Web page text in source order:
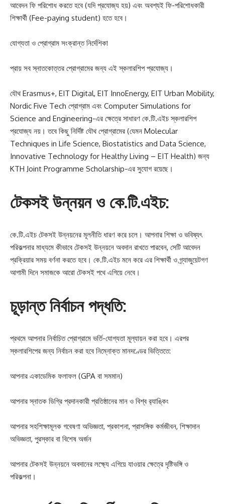
আবেদন ফি পরিশোধ করতে হবে (যদি প্রযোজ্য হয়) এবং অবশ্যই ফি-পরিশোধকারী
শিক্ষার্থী (Fee-paying student) হতে হবে।
যোগ্যতা ও প্রোগ্রাম সংক্রান্ত নির্দেশিকা
প্রায় সব স্নাতকোত্তর প্রোগ্রামের জন্য এই স্কলারশিপ প্রযোজ্য।
যৌথ Erasmus+, EIT Digital, EIT InnoEnergy, EIT Urban Mobility,
Nordic Five Tech প্রোগ্রাম এবং Computer Simulations for
Science and Engineering-এর ক্ষেত্রে সাধারণ কে.টি.এইচ স্কলারশিপ
প্রযোজ্য নয়। তবে কিছু নির্দিষ্ট যৌথ প্রোগ্রামের (যেমন Molecular
Techniques in Life Science, Biostatistics and Data Science,
Innovative Technology for Healthy Living – EIT Health) জন্য
KTH Joint Programme Scholarship-এর সুযোগ রয়েছে।
টেকসই উন্নয়ন ও কে.টি.এইচ:
কে.টি.এইচ টেকসই উন্নয়নের মূলনীতি ধারণ করে চলে। আপনার শিক্ষা ও ভবিষ্যৎ
পরিকল্পনার মাধ্যমে কীভাবে টেকসই উন্নয়নে অবদান রাখতে পারবেন, সেটি আবেদন
প্রক্রিয়ার সময় বর্ণনা করতে হবে। কে.টি.এইচ মনে করে এর শিক্ষার্থী ও গ্র্যাজুয়েটগণ
আগামী দিনে সমাজকে আরো টেকসই পথে এগিয়ে নেবে।
চূড়ান্ত নির্বাচন পদ্ধতি:
প্রথমে আপনার নির্বাচিত প্রোগ্রামে ভর্তি-যোগ্যতা মূল্যায়ন করা হবে। এরপর
স্কলারশিপের জন্য নির্বাচন করা হবে নিম্নোক্ত মানদণ্ডের ভিত্তিতে:
আপনার একাডেমিক ফলাফল (GPA বা সমমান)
আপনার স্নাতক ডিগ্রি প্রদানকারী প্রতিষ্ঠানের মান ও বিশ্ব র‍্যাঙ্কিং
আপনার সহশিক্ষামূলক গবেষণা অভিজ্ঞতা, প্রকাশনা, প্রাসঙ্গিক কর্মজীবন, শিক্ষাদান
অভিজ্ঞতা, পুরস্কার বা বিশেষ অর্জন
আপনার টেকসই উন্নয়নে অবদানের লক্ষ্যে এগিয়ে যাওয়ার ক্ষেত্রে দৃষ্টিভঙ্গি ও
পরিকল্পনা।